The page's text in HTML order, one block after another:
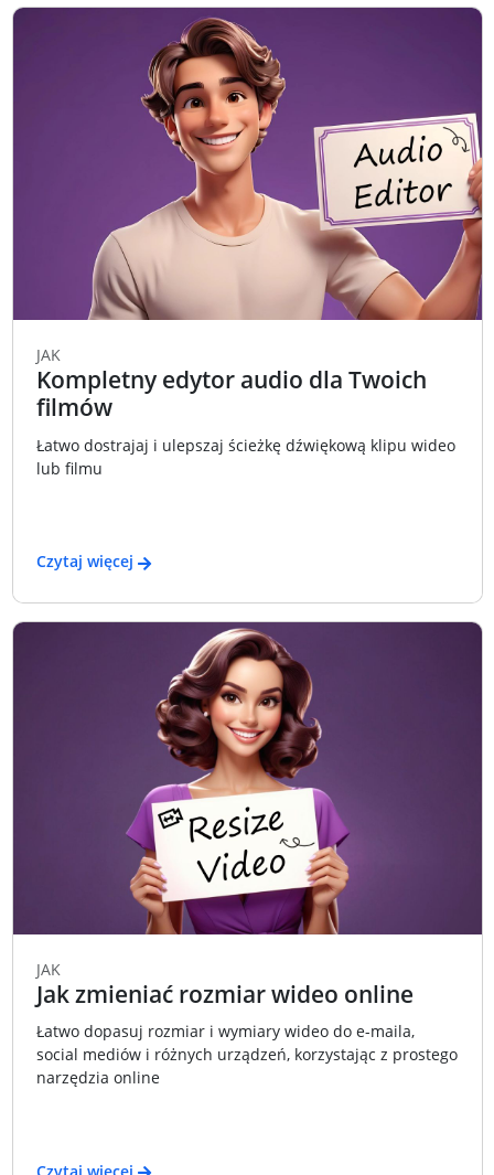
JAK
Kompletny edytor audio dla Twoich
filmów
Łatwo dostrajaj i ulepszaj ścieżkę dźwiękową klipu wideo
lub filmu
Czytaj więcej
JAK
Jak zmieniać rozmiar wideo online
Łatwo dopasuj rozmiar i wymiary wideo do e-maila,
social mediów i różnych urządzeń, korzystając z prostego
narzędzia online